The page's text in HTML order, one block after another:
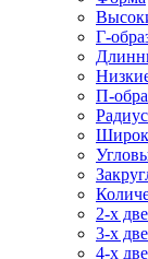
Г-
П-
2-х
3-х
4-х